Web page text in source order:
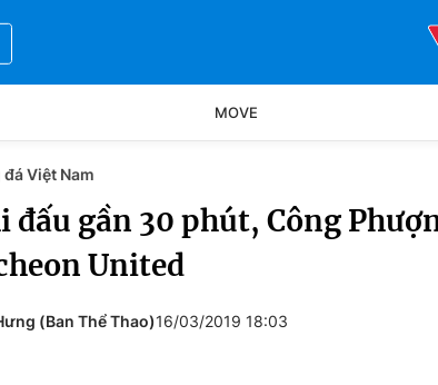
MOVE
Thể thao Điện tử
đá Việt Nam
đấu gần 30 phút, Công
United
(Ban Thể Thao)16/03/2019 18:03